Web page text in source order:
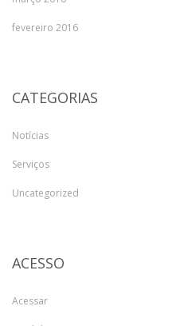
fevereiro 2016
CATEGORIAS
Notícias
Serviços
Uncategorized
ACESSO
Acessar